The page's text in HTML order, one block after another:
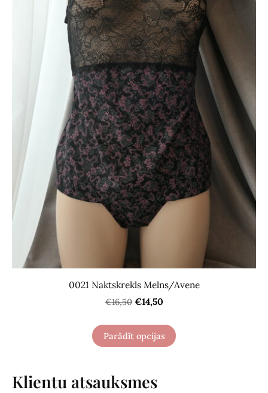
0021 Naktskrekls Melns/Avene
€16,50 €14,50
Parādīt opcijas
Klientu atsauksmes